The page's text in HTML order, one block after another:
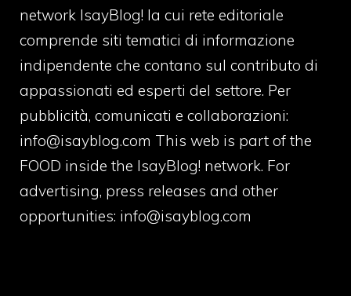
network IsayBlog! la cui rete editoriale
comprende siti tematici di informazione
indipendente che contano sul contributo di
appassionati ed esperti del settore. Per
pubblicità, comunicati e collaborazioni:
info@isayblog.com This web is part of the
FOOD inside the IsayBlog! network. For
advertising, press releases and other
opportunities: info@isayblog.com